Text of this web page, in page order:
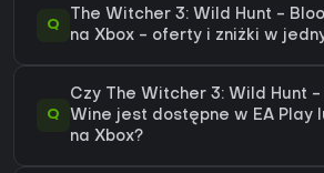
Q
The Witcher 3: Wild Hunt -
na Xbox - oferty i zniżki w
Q
Czy The Witcher 3: Wild Hunt -
Wine jest dostępne w EA Play
na Xbox?